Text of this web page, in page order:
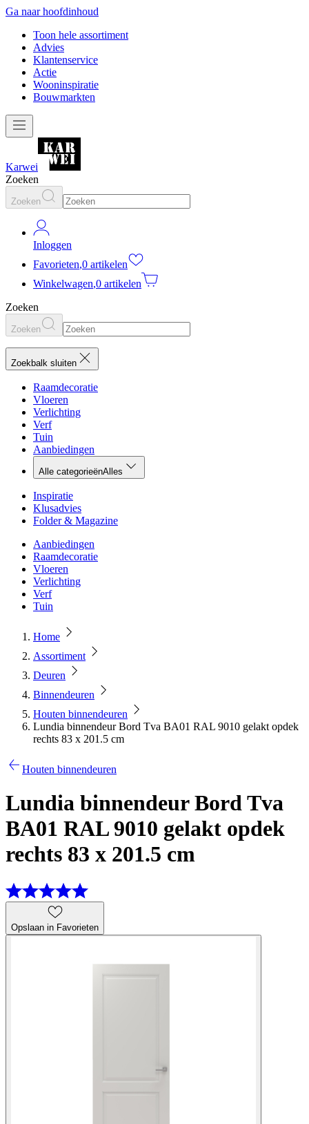
Ga naar hoofdinhoud
Toon hele assortiment
Advies
Klantenservice
Actie
Wooninspiratie
Bouwmarkten
Karwei
Zoeken
Zoeken
Inloggen
Favorieten,0 artikelen
Winkelwagen,0 artikelen
Zoeken
Zoeken
Zoekbalk sluiten
Raamdecoratie
Vloeren
Verlichting
Verf
Tuin
Aanbiedingen
Alle categorieënAlles
Inspiratie
Klusadvies
Folder & Magazine
Aanbiedingen
Raamdecoratie
Vloeren
Verlichting
Verf
Tuin
Home
Assortiment
Deuren
Binnendeuren
Houten binnendeuren
Lundia binnendeur Bord Tva BA01 RAL 9010 gelakt opdek
rechts 83 x 201.5 cm
Houten binnendeuren
Lundia binnendeur Bord Tva
BA01 RAL 9010 gelakt opdek
rechts 83 x 201.5 cm
Opslaan in Favorieten